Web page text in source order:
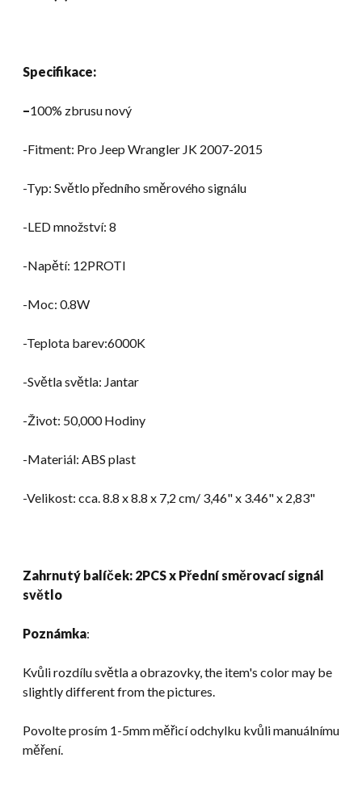
Specifikace:
–100% zbrusu nový
-Fitment: Pro Jeep Wrangler JK 2007-2015
-Typ: Světlo předního směrového signálu
-LED množství: 8
-Napětí: 12PROTI
-Moc: 0.8W
-Teplota barev:6000K
-Světla světla: Jantar
-Život: 50,000 Hodiny
-Materiál: ABS plast
-Velikost: cca. 8.8 x 8.8 x 7,2 cm/ 3,46" x 3.46" x 2,83"
Zahrnutý balíček: 2PCS x Přední směrovací signál
světlo
Poznámka:
Kvůli rozdílu světla a obrazovky, the item's color may be
slightly different from the pictures
Povolte prosím 1-5mm měřicí odchylku kvůli manuálnímu
měření.